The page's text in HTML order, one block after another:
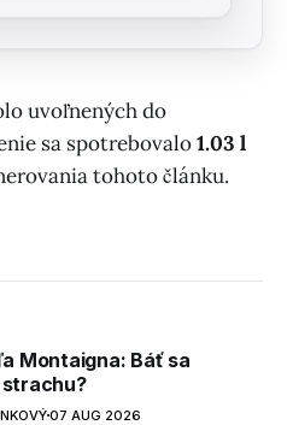
uvoľnených do
sa spotrebovalo1.03 l
tohoto článku.
Montaigna: Báť sa
07 AUG 2026